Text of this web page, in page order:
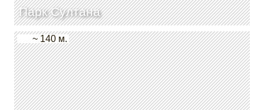
Парк Султана
~ 140 м.